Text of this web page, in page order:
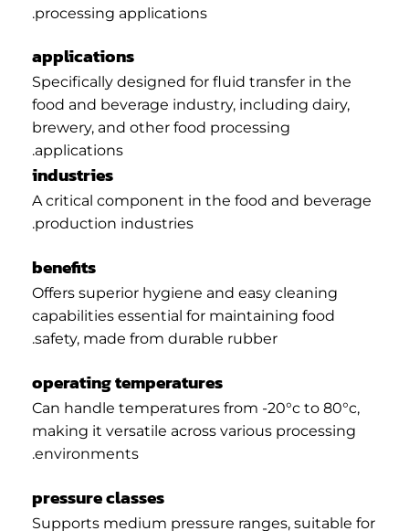
processing applications.
applications
Specifically designed for fluid transfer in the
food and beverage industry, including dairy,
brewery, and other food processing
applications.
industries
A critical component in the food and beverage
production industries.
benefits
Offers superior hygiene and easy cleaning
capabilities essential for maintaining food
safety, made from durable rubber.
operating temperatures
Can handle temperatures from -20°c to 80°c,
making it versatile across various processing
environments.
pressure classes
Supports medium pressure ranges, suitable for